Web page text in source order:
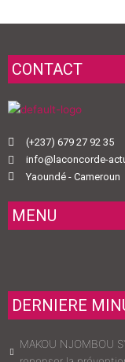
CONTACT
(+237) 679 27 92 35
info@laconcorde-
Yaoundé - Cameroun
MENU
DERNIERE
MAKOU NJOMBOU